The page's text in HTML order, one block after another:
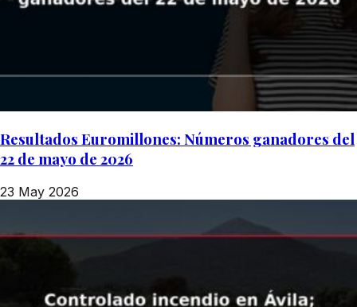
Resultados Euromillones: Números ganadores del
22 de mayo de 2026
23 May 2026